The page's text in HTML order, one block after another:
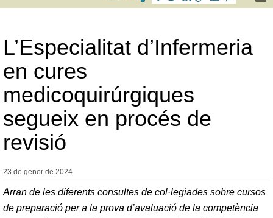
L’Especialitat d’Infermeria
en cures
medicoquirúrgiques
segueix en procés de
revisió
23 de gener de 2024
Arran de les diferents consultes de col·legiades sobre cursos
de preparació per a la prova d’avaluació de la competència